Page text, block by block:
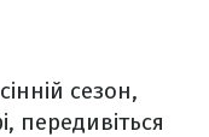
сезон,
передивіться